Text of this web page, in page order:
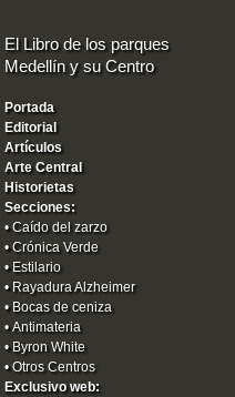
El Libro de los parques
Medellín y su Centro
Portada
Editorial
Artículos
Arte Central
Historietas
Secciones:
•Caído del zarzo
•Crónica Verde
• Estilario
• Rayadura Alzheimer
• Bocas de ceniza
•Antimateria
• Byron White
•Otros Centros
Exclusivo web: